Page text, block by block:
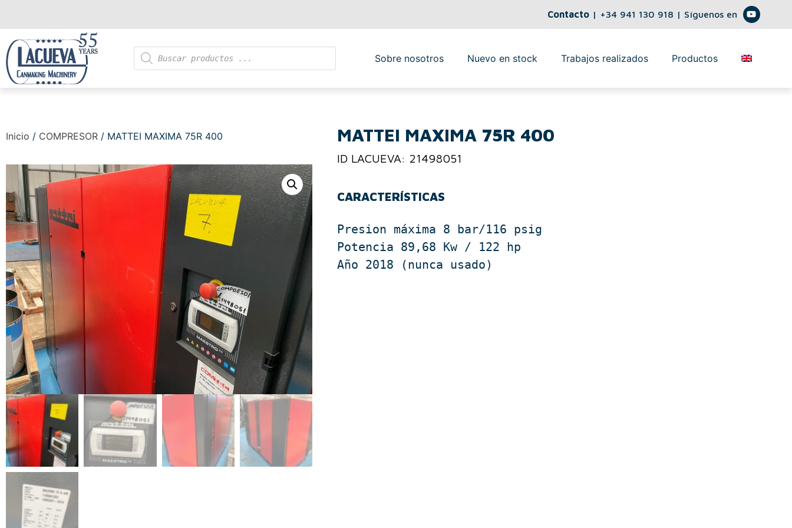
Contacto | +34 941 130 918 | Síguenos en
Sobre nosotros Nuevo en stock Trabajos realizados Productos
Inicio / COMPRESOR / MATTEI MAXIMA 75R 400 MATTEI MAXIMA 75R 400
ID LACUEVA: 21498051
CARACTERÍSTICAS
Presion máxima 8 bar/116 psig
Potencia 89,68 Kw / 122 hp